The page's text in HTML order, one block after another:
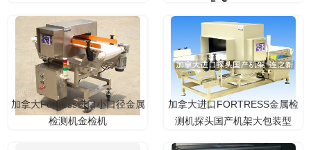
加拿大Fortress进口小口径金属
检测机金检机
加拿大进口FORTRESS金属检
测机探头国产机架大包装型